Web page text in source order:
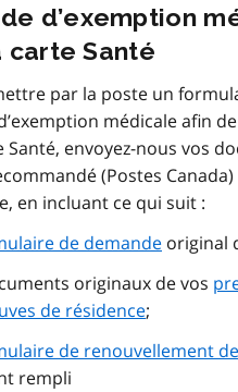
d’exemption
carte Santé
par la poste un
médicale afin
Santé, envoyez-nous vos
(Postes
en incluant ce qui suit :
de demande original
originaux de vos
de résidence;
de renouvellement
rempli